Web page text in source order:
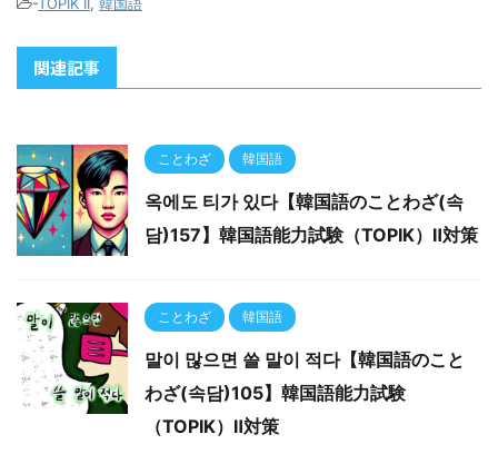
関連記事
ことわざ 韓国語
옥에도 티가 있다【韓国語のことわざ(속
담)157】韓国語能力試験（TOPIK）Ⅱ対策
ことわざ 韓国語
말이 많으면 쓸 말이 적다【韓国語のこと
わざ(속담)105】韓国語能力試験
（TOPIK）Ⅱ対策